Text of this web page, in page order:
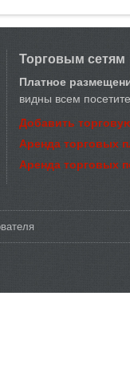
Торговым сетям
Платное
видны всем
Добавить
Аренда торговых
Аренда торговых